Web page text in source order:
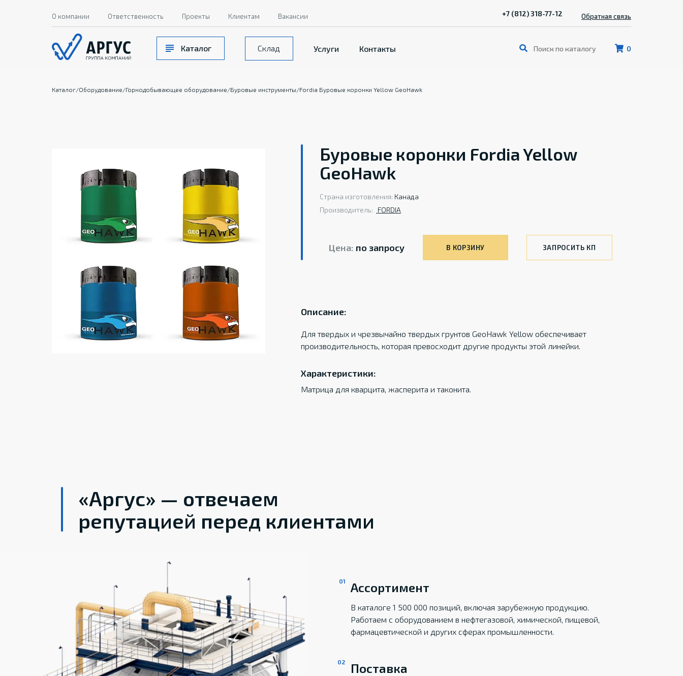
0
Каталог Склад Услуги Контакты
О компании Ответственность Проекты Клиентам Вакансии +7 (812) 318-77-12 Обратная связь
Каталог/Оборудование/Горнодобывающее оборудование/Буровые инструменты/Fordia Буровые коронки Yellow GeoHawk
Буровые коронки Fordia Yellow
GeoHawk
Страна изготовления: Канада
Производитель:
FORDIA
Цена: по запросу В КОРЗИНУ ЗАПРОСИТЬ КП
Описание:
Для твердых и чрезвычайно твердых грунтов GeoHawk Yellow обеспечивает
производительность, которая превосходит другие продукты этой линейки.
Характеристики:
Матрица для кварцита, жасперита и таконита.
«Аргус» — отвечаем
репутацией перед клиентами
Ассортимент
В каталоге 1 500 000 позиций, включая зарубежную продукцию.
Работаем с оборудованием в нефтегазовой, химической, пищевой,
фармацевтической и других сферах промышленности.
Поставка